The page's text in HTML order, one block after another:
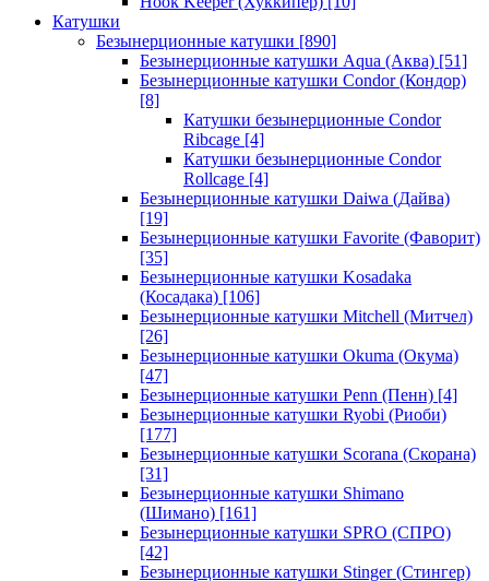
Катушки
Безынерционные катушки [890]
Безынерционные катушки Aqua (Аква) [51]
Безынерционные катушки Condor (Кондор)
[8]
Катушки безынерционные Condor
Ribcage [4]
Катушки безынерционные Condor
Rollcage [4]
Безынерционные катушки Daiwa (Дайва)
[19]
Безынерционные катушки Favorite (Фаворит)
[35]
Безынерционные катушки Kosadaka
(Косадака) [106]
Безынерционные катушки Mitchell (Митчел)
[26]
Безынерционные катушки Okuma (Окума)
[47]
Безынерционные катушки Penn (Пенн) [4]
Безынерционные катушки Ryobi (Риоби)
[177]
Безынерционные катушки Scorana (Скорана)
[31]
Безынерционные катушки Shimano
(Шимано) [161]
Безынерционные катушки SPRO (СПРО)
[42]
Безынерционные катушки Stinger (Стингер)